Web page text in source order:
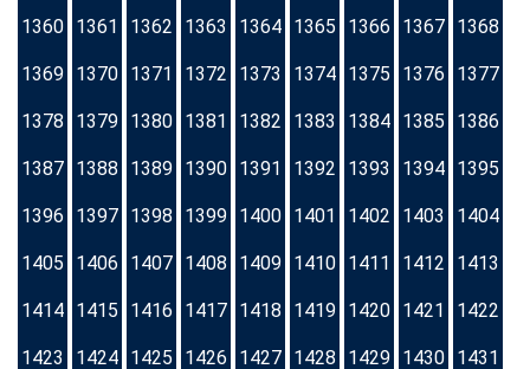
1360 1361 1362 1363 1364 1365 1366 1367 1368
1369 1370 1371 1372 1373 1374 1375 1376 1377
1378 1379 1380 1381 1382 1383 1384 1385 1386
1387 1388 1389 1390 1391 1392 1393 1394 1395
1396 1397 1398 1399 1400 1401 1402 1403 1404
1405 1406 1407 1408 1409 1410 1411 1412 1413
1414 1415 1416 1417 1418 1419 1420 1421 1422
1423 1424 1425 1426 1427 1428 1429 1430 1431